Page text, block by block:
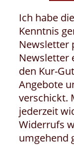
Ich habe die
Kenntnis
Newsletter
Newsletter
den Kur-
Angebote
verschickt.
jederzeit
Widerrufs
umgehend